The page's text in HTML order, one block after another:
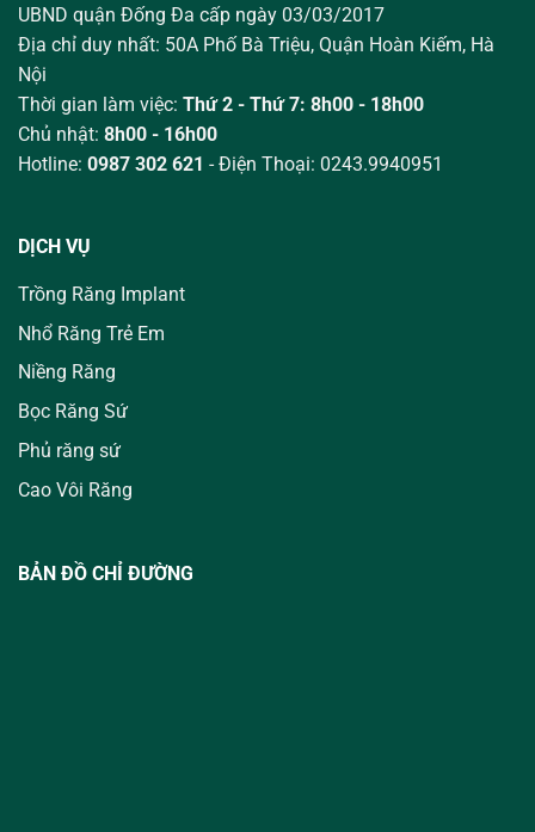
UBND quận Đống Đa cấp ngày 03/03/2017
Địa chỉ duy nhất: 50A Phố Bà Triệu, Quận Hoàn Kiếm, Hà
Nội
Thời gian làm việc: Thứ 2 - Thứ 7: 8h00 - 18h00
Chủ nhật: 8h00 - 16h00
Hotline: 0987 302 621 - Điện Thoại: 0243.9940951
DỊCH VỤ
Trồng Răng Implant
Nhổ Răng Trẻ Em
Niềng Răng
Bọc Răng Sứ
Phủ răng sứ
Cao Vôi Răng
BẢN ĐỒ CHỈ ĐƯỜNG